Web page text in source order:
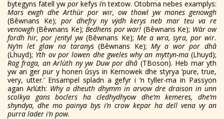
bytegyns fatell yw por kefys i’n textow. Otobma nebes examplys:
Mars ewgh dhe Arthùr por wir, ow thowl yw mones genowgh
(Bêwnans Ke); por dhefry ny vÿdh kerys neb mar teu va re
venowgh (Bêwnans Ke);Bedhens por war! (Bêwnans Ke); Wàr ow
fordh hir, por jentyl yw(Bêwnans Ke); Me a wra, syra, por wir.
Ny’m let glaw na taranys(Bêwnans Ke);My a wor por dhâ
(Lhuyd); Yth ov por lowen dhe gweles why an myttyn-ma(Lhuyd);
Rag fraga, an Arlùth ny yw Duw por dhâ (TBoson). Heb mar yth
yw an ger pur y honen ûsys in Kernowek dhe styrya ‘pure, true,
very, utter.’ Ensampel spladn a gefyr i ’n tyller-ma in Passyon
agan Arlùth: Why a dheuth dhymm in arvow dre draison in unn
scolkya gans boclers ha cledhydhyow dhe’m kemeres, dhe’m
shyndya, dhe mo painya bys i’n crow kepar ha dell vena vy an
purra lader i’n pow.